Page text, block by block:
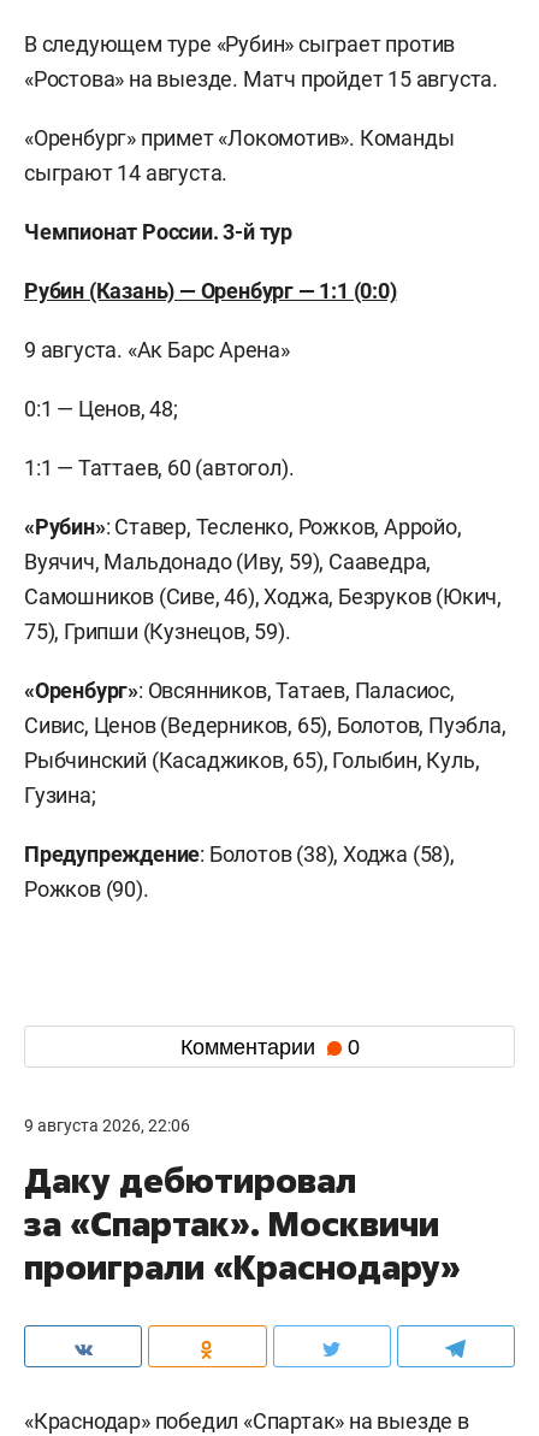
В следующем туре «Рубин» сыграет против
«Ростова» на выезде. Матч пройдет 15 августа.
«Оренбург» примет «Локомотив». Команды
сыграют 14 августа.
Чемпионат России. 3-й тур
Рубин (Казань) — Оренбург — 1:1 (0:0)
9 августа. «Ак Барс Арена»
0:1 — Ценов, 48;
1:1 — Таттаев, 60 (автогол).
«Рубин»: Ставер, Тесленко, Рожков, Арройо,
Вуячич, Мальдонадо (Иву, 59), Сааведра,
Самошников (Сиве, 46), Ходжа, Безруков (Юкич,
75), Грипши (Кузнецов, 59).
«Оренбург»: Овсянников, Татаев, Паласиос,
Сивис, Ценов (Ведерников, 65), Болотов, Пуэбла,
Рыбчинский (Касаджиков, 65), Голыбин, Куль,
Гузина;
Предупреждение: Болотов (38), Ходжа (58),
Рожков (90).
Комментарии 0
9 августа 2026, 22:06
Даку дебютировал
за «Спартак». Москвичи
проиграли «Краснодару»
«Краснодар» победил «Спартак» на выезде в